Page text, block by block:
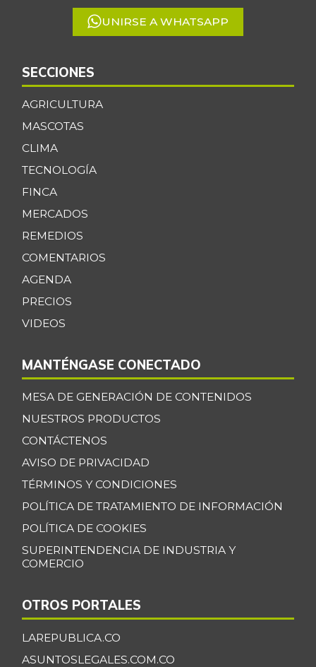
UNIRSE A WHATSAPP
SECCIONES
AGRICULTURA
MASCOTAS
CLIMA
TECNOLOGÍA
FINCA
MERCADOS
REMEDIOS
COMENTARIOS
AGENDA
PRECIOS
VIDEOS
MANTÉNGASE CONECTADO
MESA DE GENERACIÓN DE CONTENIDOS
NUESTROS PRODUCTOS
CONTÁCTENOS
AVISO DE PRIVACIDAD
TÉRMINOS Y CONDICIONES
POLÍTICA DE TRATAMIENTO DE INFORMACIÓN
POLÍTICA DE COOKIES
SUPERINTENDENCIA DE INDUSTRIA Y
COMERCIO
OTROS PORTALES
LAREPUBLICA.CO
ASUNTOSLEGALES.COM.CO